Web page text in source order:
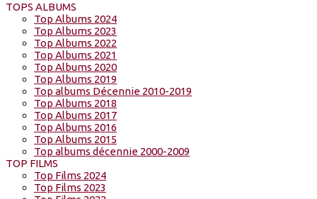
TOPS ALBUMS
Top Albums 2024
Top Albums 2023
Top Albums 2022
Top Albums 2021
Top Albums 2020
Top Albums 2019
Top albums Décennie 2010-2019
Top Albums 2018
Top Albums 2017
Top Albums 2016
Top Albums 2015
Top albums décennie 2000-2009
TOP FILMS
Top Films 2024
Top Films 2023